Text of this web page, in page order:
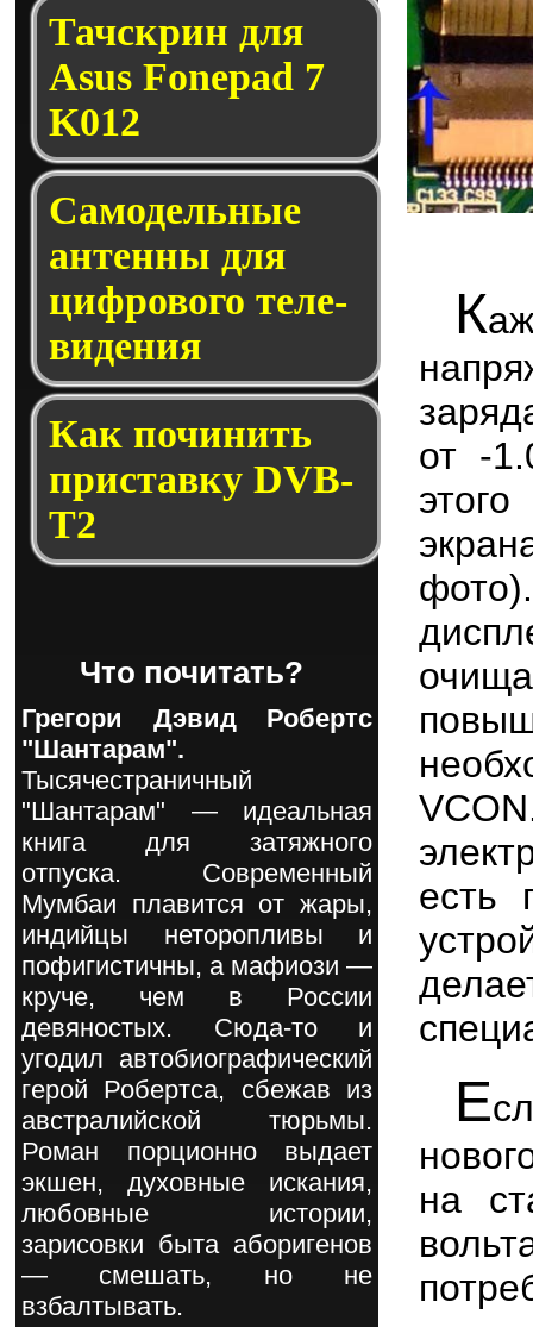
К
от -
есть
Е
на
Тачскрин для
Asus Fonepad 7
K012
Само­дель­ные
ан­тен­ны для
циф­ро­во­го те­ле­
ви­де­ния
Как по­чи­нить
прис­тав­ку DVB-
T2
Что почитать?
Грегори Дэвид Робертс
"Шантарам".
Тысячестраничный
"Шантарам" — идеальная
книга для затяжного
отпуска. Современный
Мумбаи плавится от жары,
индийцы неторопливы и
пофигистичны, а мафиози —
круче, чем в России
девяностых. Сюда-то и
угодил автобиографический
герой Робертса, сбежав из
австралийской тюрьмы.
Роман порционно выдает
экшен, духовные искания,
любовные истории,
зарисовки быта аборигенов
— смешать, но не
взбалтывать.